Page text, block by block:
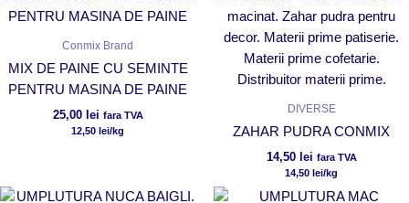
Conmix Brand
MIX DE PAINE CU SEMINTE
PENTRU MASINA DE PAINE
25,00 lei fara TVA
12,50 lei/kg
DIVERSE
ZAHAR PUDRA CONMIX
14,50 lei fara TVA
14,50 lei/kg